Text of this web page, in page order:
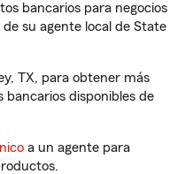
bancarios para negocios
su agente local de State
TX, para obtener más
disponibles de
a un agente para